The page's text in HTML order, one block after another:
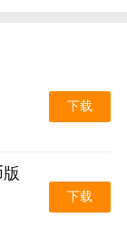
便捷互动。
够级棋牌包括
下载
下载